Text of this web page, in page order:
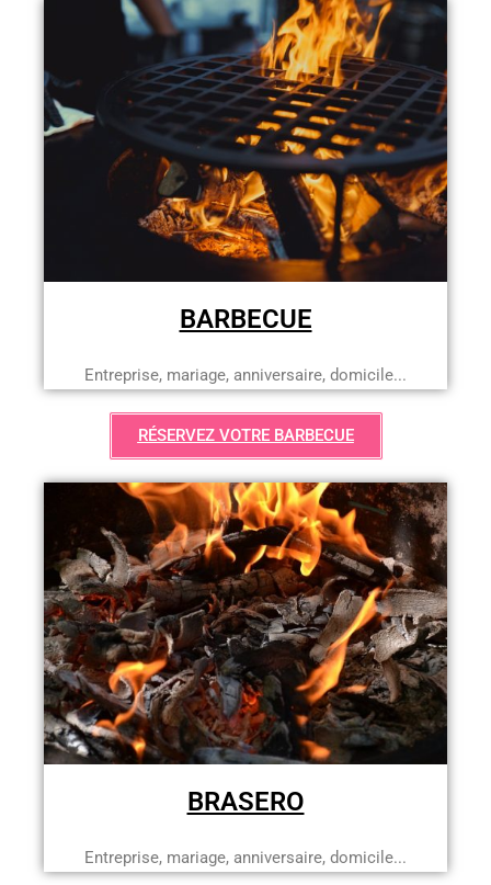
BARBECUE
Entreprise, mariage, anniversaire, domicile...
RÉSERVEZ VOTRE BARBECUE
BRASERO
Entreprise, mariage, anniversaire, domicile...